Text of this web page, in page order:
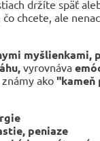
držíte späť
chcete, ale
myšlienkami,
vyrovnáva
známy ako
peniaze